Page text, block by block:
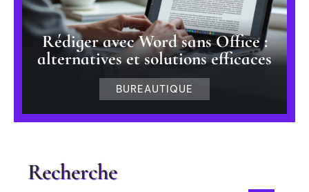
Rédiger avec Word sans Office :
alternatives et solutions efficaces
BUREAUTIQUE
Recherche